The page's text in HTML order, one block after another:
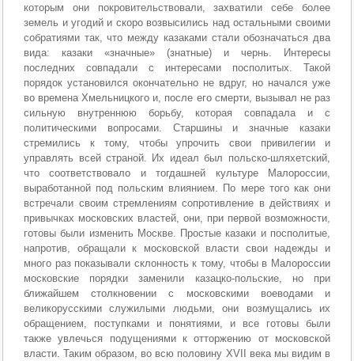
которым они покровительствовали, захватили себе более
земель и угодий и скоро возвысились над остальными своими
собратиями так, что между казаками стали обозначаться два
вида: казаки «значные» (знатные) и чернь. Интересы
последних совпадали с интересами посполитых. Такой
порядок установился окончательно не вдруг, но начался уже
во времена Хмельницкого и, после его смерти, вызывал не раз
сильную внутреннюю борьбу, которая совпадала и с
политическими вопросами. Старшины и значные казаки
стремились к тому, чтобы упрочить свои привилегии и
управлять всей страной. Их идеал был польско-шляхетский,
что соответствовало и тогдашней культуре Малороссии,
выработанной под польским влиянием. По мере того как они
встречали своим стремлениям сопротивление в действиях и
привычках московских властей, они, при первой возможности,
готовы были изменить Москве. Простые казаки и посполитые,
напротив, обращали к московской власти свои надежды и
много раз показывали склонность к тому, чтобы в Малороссии
московские порядки заменили казацко-польские, но при
ближайшем столкновении с московскими воеводами и
великорусскими служилыми людьми, они возмущались их
обращением, поступками и понятиями, и все готовы были
также увлечься подущениями к отторжению от московской
власти. Таким образом, во всю половину XVII века мы видим в